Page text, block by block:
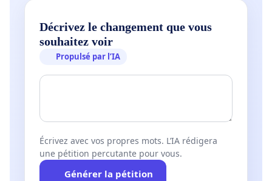
Décrivez le changement que vous
souhaitez voir
Propulsé par l’IA
Écrivez avec vos propres mots. L’IA rédigera
une pétition percutante pour vous.
Générer la pétition